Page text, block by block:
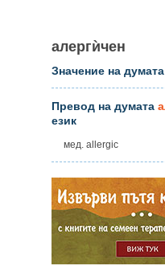
алергѝчен
Значение на думата
Превод на думата
език
мед. allergic